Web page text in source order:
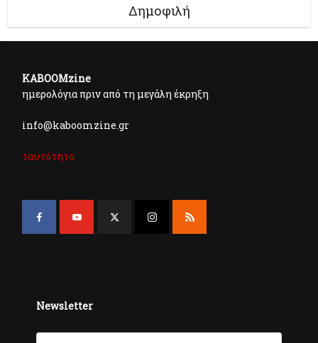
Δημοφιλή
KABOOMzine
ημερολόγια πριν από τη μεγάλη έκρηξη
info@kaboomzine.gr
ταυτότητα
Newsletter